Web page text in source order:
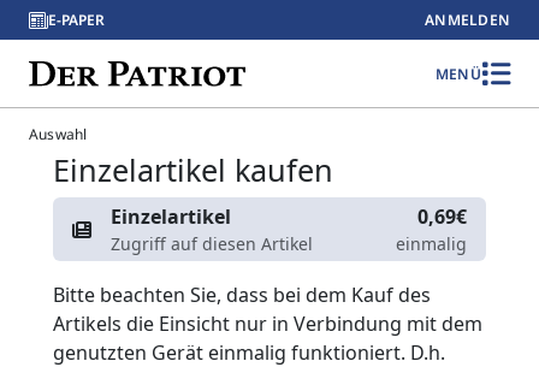
E-PAPER ANMELDEN
MENÜ
Auswahl
Einzelartikel kaufen
Einzelartikel
Zugriff auf diesen Artikel
0,69€
einmalig
Bitte beachten Sie, dass bei dem Kauf des
Artikels die Einsicht nur in Verbindung mit dem
genutzten Gerät einmalig funktioniert. D.h.